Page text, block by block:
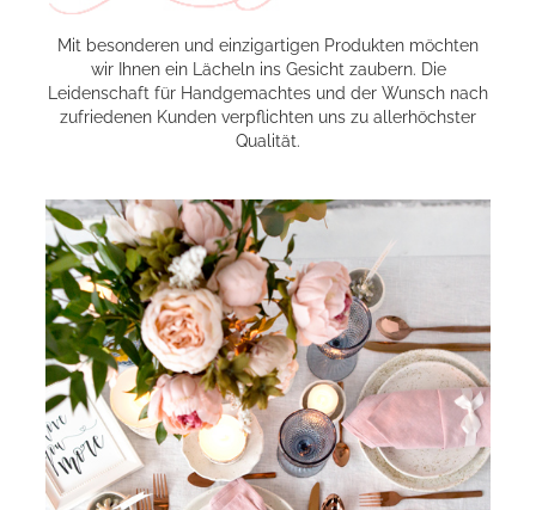
Mit besonderen und einzigartigen Produkten möchten
wir Ihnen ein Lächeln ins Gesicht zaubern. Die
Leidenschaft für Handgemachtes und der Wunsch nach
zufriedenen Kunden verpflichten uns zu allerhöchster
Qualität.